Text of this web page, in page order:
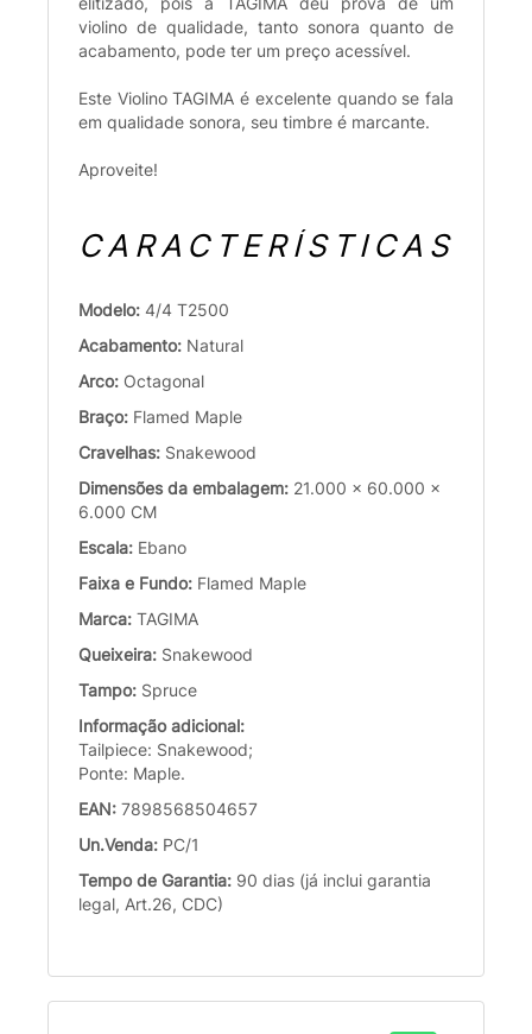
violino de qualidade, tanto sonora quanto de
acabamento, pode ter um preço acessível.
Este Violino TAGIMA é excelente quando se fala
em qualidade sonora, seu timbre é marcante.
Aproveite!
CARACTERÍSTICAS
Modelo: 4/4 T2500
Acabamento: Natural
Arco: Octagonal
Braço: Flamed Maple
Cravelhas: Snakewood
Dimensões da embalagem: 21.000 x 60.000 x
6.000 CM
Escala: Ebano
Faixa e Fundo: Flamed Maple
Marca: TAGIMA
Queixeira: Snakewood
Tampo: Spruce
Informação adicional:
Tailpiece: Snakewood;
Ponte: Maple.
EAN: 7898568504657
Un.Venda: PC/1
Tempo de Garantia: 90 dias (já inclui garantia
legal, Art.26, CDC)